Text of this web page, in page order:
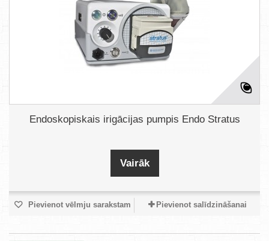
Endoskopiskais irigācijas pumpis Endo Stratus
Vairāk
Pievienot vēlmju sarakstam Pievienot salīdzināšanai